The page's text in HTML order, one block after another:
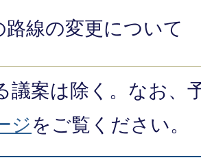
路線の変更について
議案は除く。なお、
ジをご覧ください。